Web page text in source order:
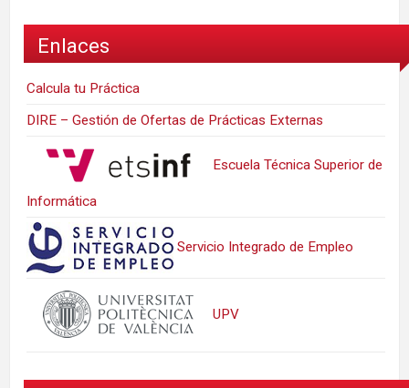
Enlaces
Calcula tu Práctica
DIRE – Gestión de Ofertas de Prácticas Externas
Escuela Técnica Superior de
Informática
Servicio Integrado de Empleo
UPV